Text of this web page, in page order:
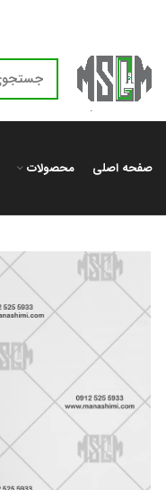
صفحه اصلی محصولات